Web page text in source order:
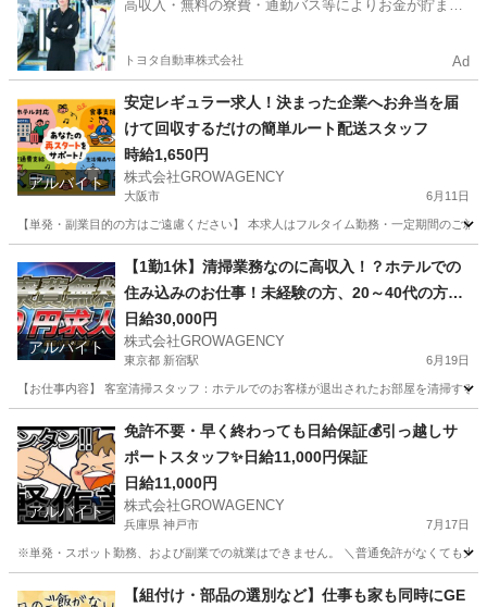
高収入・無料の寮費・通勤バス等によりお金が貯まり
トヨタ自動車株式会社 Ad
アルバイト
安定レギュラー求人！決まった企業へお弁当を届
けて回収するだけの簡単ルート配送スタッフ
時給1,650円
株式会社GROWAGENCY
大阪市 6月11日
【単発・副業目的の方はご遠慮ください】 本求人はフルタイム勤務・一定期間のご
工場 スタッフ
アルバイト
【1勤1休】清掃業務なのに高収入！？ホテルでの
住み込みのお仕事！未経験の方、20～40代の方活
躍中！
日給30,000円
株式会社GROWAGENCY
東京都 新宿駅 6月19日
【お仕事内容】 客室清掃スタッフ：ホテルでのお客様が退出されたお部屋を清掃す
新宿駅 工場 住み込み
アルバイト
免許不要・早く終わっても日給保証💰引っ越しサ
ポートスタッフ✨日給11,000円保証
日給11,000円
株式会社GROWAGENCY
兵庫県 神戸市 7月17日
※単発・スポット勤務、および副業での就業はできません。 ＼普通免許がなくても大
引越し スタッフ
【組付け・部品の選別など】仕事も家も同時にGE